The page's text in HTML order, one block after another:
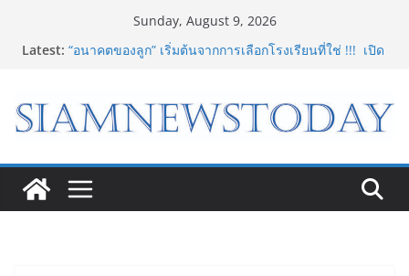
Sunday, August 9, 2026
Latest: “อนาคตของลูก” เริ่มต้นจากการเลือกโรงเรียนที่ใช่ !!! เปิด
Premium Store แห่งแรกในไทย สร้าง Community แห่ง
การเรียนรู้ผ่าน 3D Printing
“Rise of the Tenth Lord” เปิดสงครามกิลด์ข้ามประเทศ
ฉลองเซิร์ฟเวอร์ใหม่ เฮเลนา
8.8 “ซูเลียน” รวมพลังนักธุรกิจทั่วประเทศ จัดประชุมใหญ่
แห่งปี พบ CEO “ดร.ปิยะวัฒน์” ถ่ายทอดวิสัยทัศน์ธุรกิจ